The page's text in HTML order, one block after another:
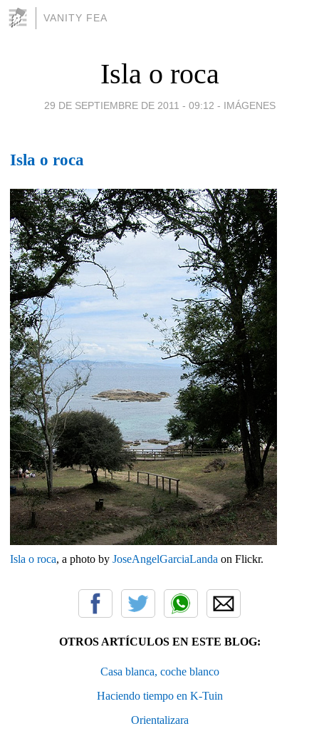
VANITY FEA
Isla o roca
29 DE SEPTIEMBRE DE 2011 - 09:12 - IMÁGENES
Isla o roca
Isla o roca, a photo by JoseAngelGarciaLanda on Flickr.
OTROS ARTÍCULOS EN ESTE BLOG:
Casa blanca, coche blanco
Haciendo tiempo en K-Tuin
Orientalizara